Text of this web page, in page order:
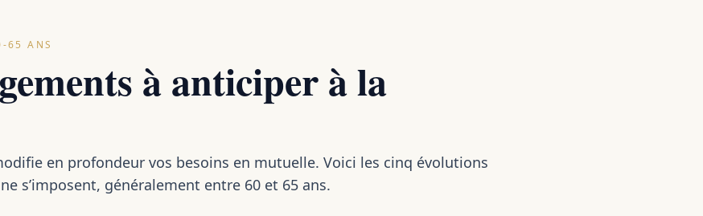
65 ANS
à anticiper à la
en profondeur vos besoins en mutuelle. Voici les cinq évolutions
s’imposent, généralement entre 60 et 65 ans.